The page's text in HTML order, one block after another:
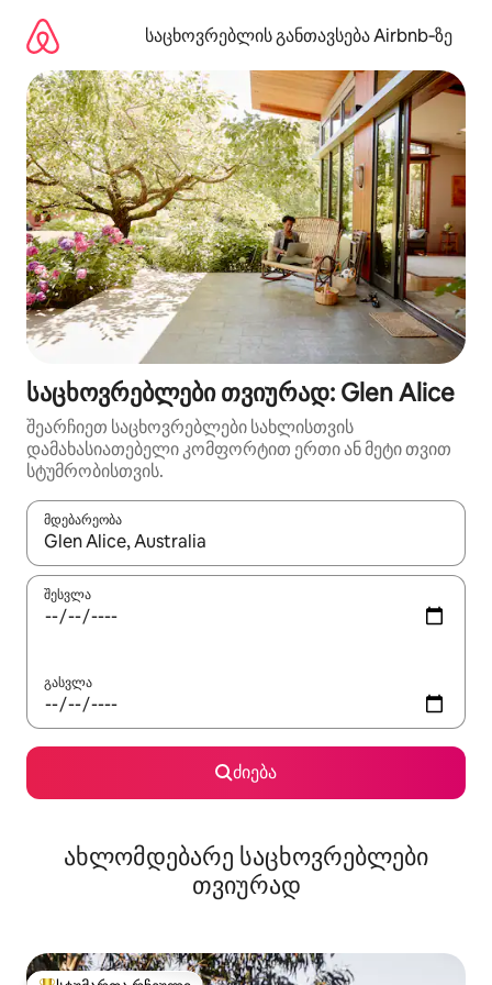
გადასვლა
საცხოვრებლის განთავსება Airbnb‑ზე
საცხოვრებლები თვიურად: Glen Alice
შეარჩიეთ საცხოვრებლები სახლისთვის
დამახასიათებელი კომფორტით ერთი ან მეტი თვით
სტუმრობისთვის.
მდებარეობა
როცა შედეგები ხელმისაწვდომი გახდება, ნავიგაციისთვის
შესვლა
გასვლა
ძიება
ახლომდებარე საცხოვრებლები
თვიურად